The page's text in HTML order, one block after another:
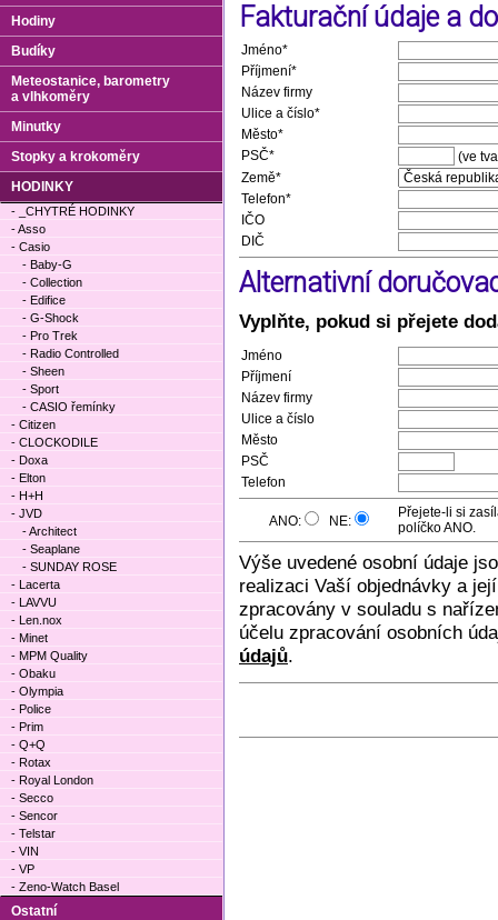
Fakturační údaje a
Jméno*
Příjmení*
Název firmy
Ulice a číslo*
Město*
PSČ*
(ve
Země*
Telefon*
IČO
DIČ
Alternativní
Vyplňte, pokud si přejete
Jméno
Příjmení
Název firmy
Ulice a číslo
Město
PSČ
Telefon
ANO: NE:
Přejete-li si
políčko ANO.
Výše uvedené osobní údaje
realizaci Vaší objednávky a
zpracovány v souladu s
účelu zpracování osobních
údajů.
Hodiny
Budíky
Meteostanice, barometry
a vlhkoměry
Minutky
Stopky a krokoměry
HODINKY
- _CHYTRÉ HODINKY
- Asso
- Casio
- Baby-G
- Collection
- Edifice
- G-Shock
- Pro Trek
- Radio Controlled
- Sheen
- Sport
- CASIO řemínky
- Citizen
- CLOCKODILE
- Doxa
- Elton
- H+H
- JVD
- Architect
- Seaplane
- SUNDAY ROSE
- Lacerta
- LAVVU
- Len.nox
- Minet
- MPM Quality
- Obaku
- Olympia
- Police
- Prim
- Q+Q
- Rotax
- Royal London
- Secco
- Sencor
- Telstar
- VIN
- VP
- Zeno-Watch Basel
Ostatní